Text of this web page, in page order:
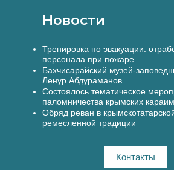
Новости
Тренировка по эвакуации:
персонала при пожаре
Бахчисарайский музей-
Ленур Абдураманов
Состоялось тематическое
паломничества крымских
Обряд реван в
ремесленной традиции
Контакты